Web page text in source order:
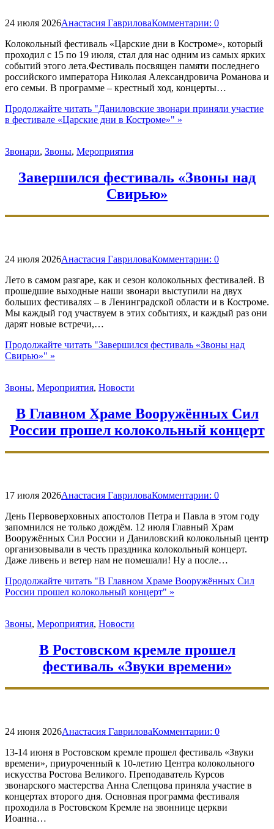
24 июля 2026Анастасия ГавриловаКомментарии: 0
Колокольный фестиваль «Царские дни в Костроме», который
проходил с 15 по 19 июля, стал для нас одним из самых ярких
событий этого лета.Фестиваль посвящен памяти последнего
российского императора Николая Александровича Романова и
его семьи. В программе – крестный ход, концерты…
Продолжайте читать "Даниловские звонари приняли участие
в фестивале «Царские дни в Костроме»" »
Звонари, Звоны, Мероприятия
Завершился фестиваль «Звоны над
Свирью»
24 июля 2026Анастасия ГавриловаКомментарии: 0
Лето в самом разгаре, как и сезон колокольных фестивалей. В
прошедшие выходные наши звонари выступили на двух
больших фестивалях – в Ленинградской области и в Костроме.
Мы каждый год участвуем в этих событиях, и каждый раз они
дарят новые встречи,…
Продолжайте читать "Завершился фестиваль «Звоны над
Свирью»" »
Звоны, Мероприятия, Новости
В Главном Храме Вооружённых Сил
России прошел колокольный концерт
17 июля 2026Анастасия ГавриловаКомментарии: 0
День Первоверховных апостолов Петра и Павла в этом году
запомнился не только дождём. 12 июля Главный Храм
Вооружённых Сил России и Даниловский колокольный центр
организовывали в честь праздника колокольный концерт.
Даже ливень и ветер нам не помешали! Ну а после…
Продолжайте читать "В Главном Храме Вооружённых Сил
России прошел колокольный концерт" »
Звоны, Мероприятия, Новости
В Ростовском кремле прошел
фестиваль «Звуки времени»
24 июня 2026Анастасия ГавриловаКомментарии: 0
13-14 июня в Ростовском кремле прошел фестиваль «Звуки
времени», приуроченный к 10-летию Центра колокольного
искусства Ростова Великого. Преподаватель Курсов
звонарского мастерства Анна Слепцова приняла участие в
концертах второго дня. Основная программа фестиваля
проходила в Ростовском Кремле на звоннице церкви
Иоанна…